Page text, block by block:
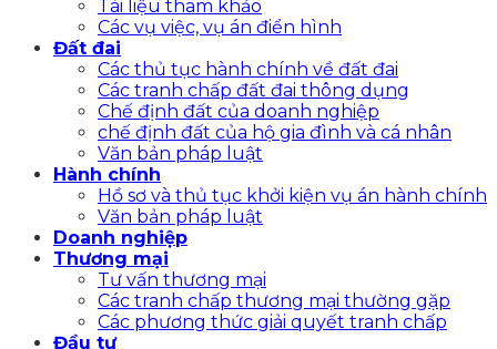
Tài liệu tham khảo
Các vụ việc, vụ án điển hình
Đất đai
Các thủ tục hành chính về đất đai
Các tranh chấp đất đai thông dụng
Chế định đất của doanh nghiệp
chế định đất của hộ gia đình và cá nhân
Văn bản pháp luật
Hành chính
Hồ sơ và thủ tục khởi kiện vụ án hành chính
Văn bản pháp luật
Doanh nghiệp
Thương mại
Tư vấn thương mại
Các tranh chấp thương mại thường gặp
Các phương thức giải quyết tranh chấp
Đầu tư